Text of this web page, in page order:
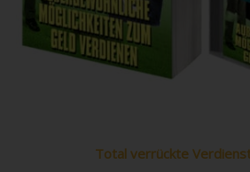
Total verrückte